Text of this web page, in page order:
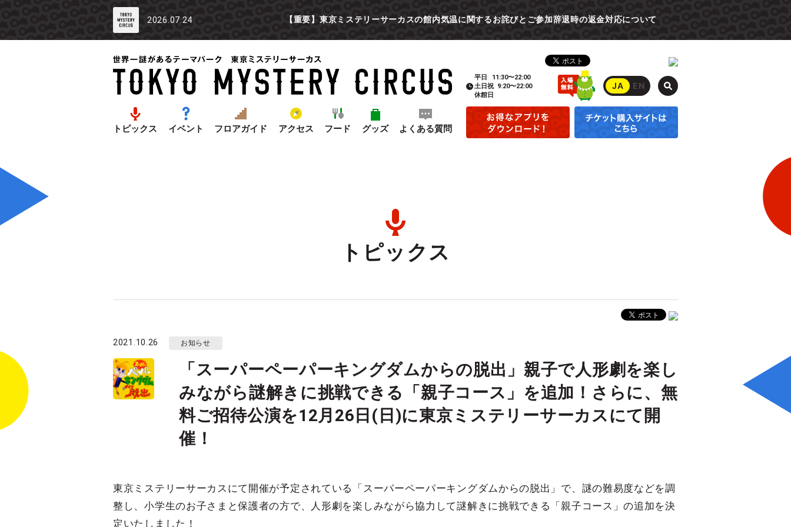
2026.07.24 【重要】東京ミステリーサーカスの館内気温に関するお詫びとご参加辞退時の返金対応について
トピックス イベント フロアガイド アクセス フード グッズ よくある質問
平日
11:30〜22:00
土日祝 9:20〜22:00
休館日
JA EN
トピックス
2021.10.26 お知らせ
「スーパーペーパーキングダムからの脱出」親子で人形劇を楽し
みながら謎解きに挑戦できる「親子コース」を追加！さらに、無
料ご招待公演を12月26日(日)に東京ミステリーサーカスにて開
催！
東京ミステリーサーカスにて開催が予定されている「スーパーペーパーキングダムからの脱出」で、謎の難易度などを調
整し、小学生のお子さまと保護者の方で、人形劇を楽しみながら協力して謎解きに挑戦できる「親子コース」の追加を決
定いたしました！